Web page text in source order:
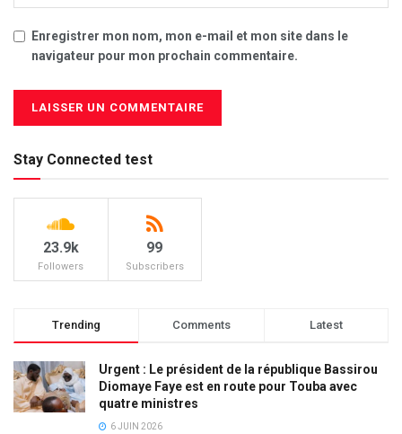
Enregistrer mon nom, mon e-mail et mon site dans le
navigateur pour mon prochain commentaire.
Stay Connected test
23.9k
Followers
99
Subscribers
Trending Comments Latest
Urgent : Le président de la république Bassirou
Diomaye Faye est en route pour Touba avec
quatre ministres
6 JUIN 2026